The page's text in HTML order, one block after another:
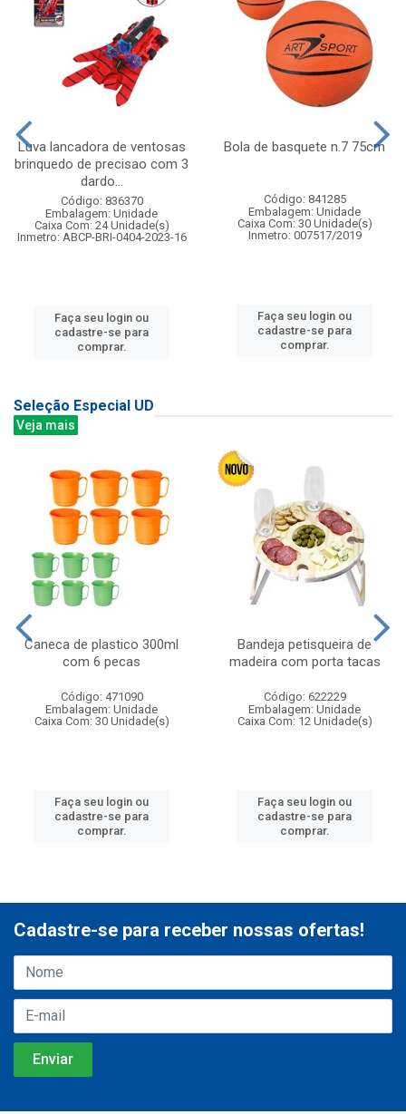
Luva lancadora de ventosas
brinquedo de precisao com 3
dardo...
Código: 836370
Embalagem: Unidade
Caixa Com: 24 Unidade(s)
Inmetro: ABCP-BRI-0404-2023-16
Faça seu login ou
cadastre-se para
comprar.
Bola de basquete n.7 75cm
Código: 841285
Embalagem: Unidade
Caixa Com: 30 Unidade(s)
Inmetro: 007517/2019
Faça seu login ou
cadastre-se para
comprar.
Seleção Especial UD
Veja mais
Caneca de plastico 300ml
com 6 pecas
Código: 471090
Embalagem: Unidade
Caixa Com: 30 Unidade(s)
Faça seu login ou
cadastre-se para
comprar.
Bandeja petisqueira de
madeira com porta tacas
Código: 622229
Embalagem: Unidade
Caixa Com: 12 Unidade(s)
Faça seu login ou
cadastre-se para
comprar.
Cadastre-se para receber nossas ofertas!